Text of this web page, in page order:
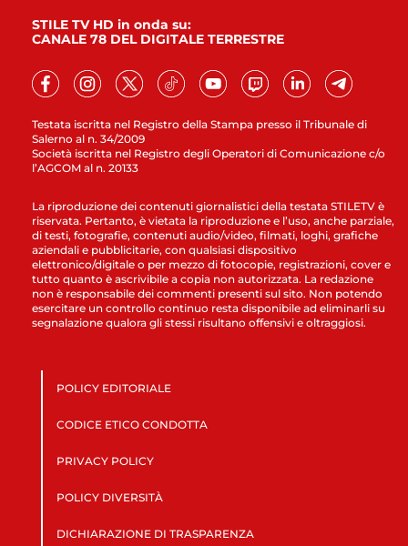
Testata iscritta nel Registro della Stampa presso il Tribunale di
Salerno al n. 34/2009
Società iscritta nel Registro degli Operatori di Comunicazione c/o
l’AGCOM al n. 20133
STILE TV HD in onda su:
CANALE 78 DEL DIGITALE TERRESTRE
La riproduzione dei contenuti giornalistici della testata STILETV è
riservata. Pertanto, è vietata la riproduzione e l’uso, anche parziale,
di testi, fotografie, contenuti audio/video, filmati, loghi, grafiche
aziendali e pubblicitarie, con qualsiasi dispositivo
elettronico/digitale o per mezzo di fotocopie, registrazioni, cover e
tutto quanto è ascrivibile a copia non autorizzata. La redazione
non è responsabile dei commenti presenti sul sito. Non potendo
esercitare un controllo continuo resta disponibile ad eliminarli su
segnalazione qualora gli stessi risultano offensivi e oltraggiosi.
POLICY EDITORIALE
CODICE ETICO CONDOTTA
PRIVACY POLICY
POLICY DIVERSITÀ
DICHIARAZIONE DI TRASPARENZA